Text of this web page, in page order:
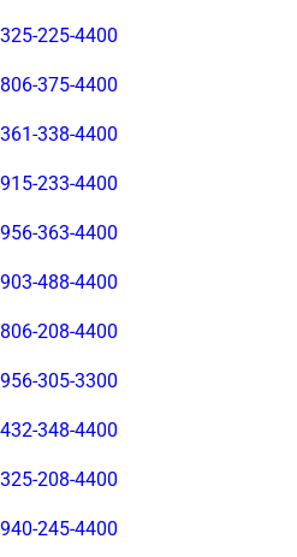
325-225-4400
806-375-4400
361-338-4400
915-233-4400
956-363-4400
903-488-4400
806-208-4400
956-305-3300
432-348-4400
325-208-4400
940-245-4400